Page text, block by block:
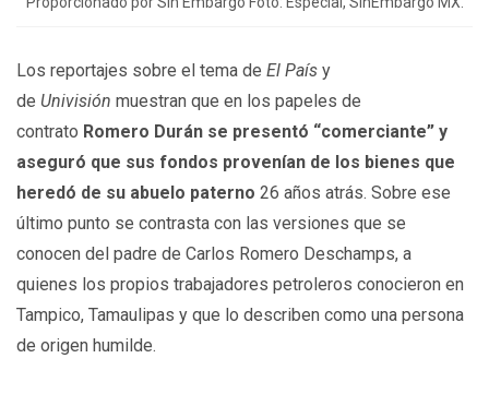
Los reportajes sobre el tema de El País y
de Univisión muestran que en los papeles de
contrato Romero Durán se presentó “comerciante” y
aseguró que sus fondos provenían de los bienes que
heredó de su abuelo paterno 26 años atrás. Sobre ese
último punto se contrasta con las versiones que se
conocen del padre de Carlos Romero Deschamps, a
quienes los propios trabajadores petroleros conocieron en
Tampico, Tamaulipas y que lo describen como una persona
de origen humilde.